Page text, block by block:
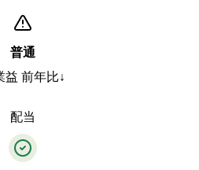
普通
益 前年比↓
配当